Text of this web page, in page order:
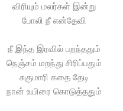
விரியும் மலர்கள் இன்று
போலி நீ என்தேவி
நீ இந்த இரவில் பறந்ததும்
நெஞ்சம் மறந்து சிரிப்பதும்
சுகுமாரி கதை தேடி
நான் உயிரை கொடுத்ததும்